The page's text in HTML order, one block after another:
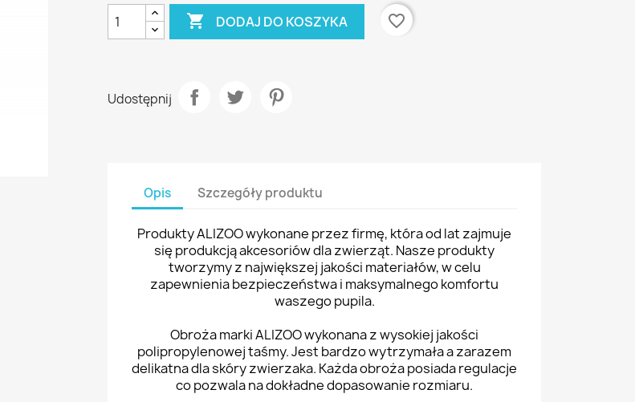
 DODAJ DO KOSZYKA favorite_border
Udostępnij
Opis Szczegóły produktu
Produkty ALIZOO wykonane przez firmę, która od lat zajmuje
się produkcją akcesoriów dla zwierząt. Nasze produkty
tworzymy z największej jakości materiałów, w celu
zapewnienia bezpieczeństwa i maksymalnego komfortu
waszego pupila.
Obroża marki ALIZOO wykonana z wysokiej jakości
polipropylenowej taśmy. Jest bardzo wytrzymała a zarazem
delikatna dla skóry zwierzaka. Każda obroża posiada regulacje
co pozwala na dokładne dopasowanie rozmiaru.